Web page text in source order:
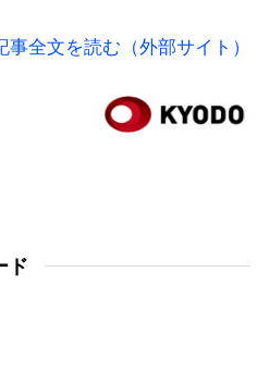
事全文を読む（外部サイト）
ド